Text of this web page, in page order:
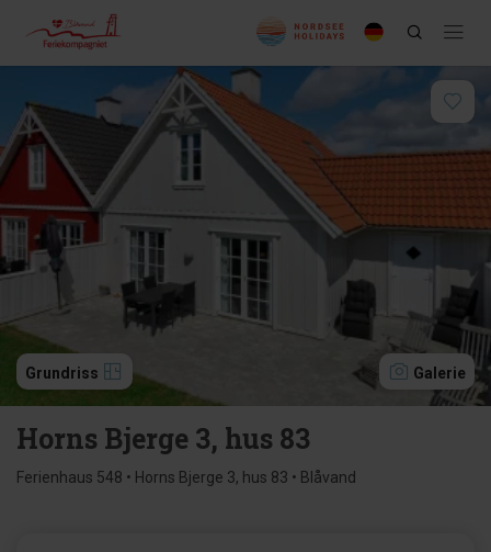
Grundriss Galerie
Horns Bjerge 3, hus 83
Ferienhaus 548 • Horns Bjerge 3, hus 83 • Blåvand